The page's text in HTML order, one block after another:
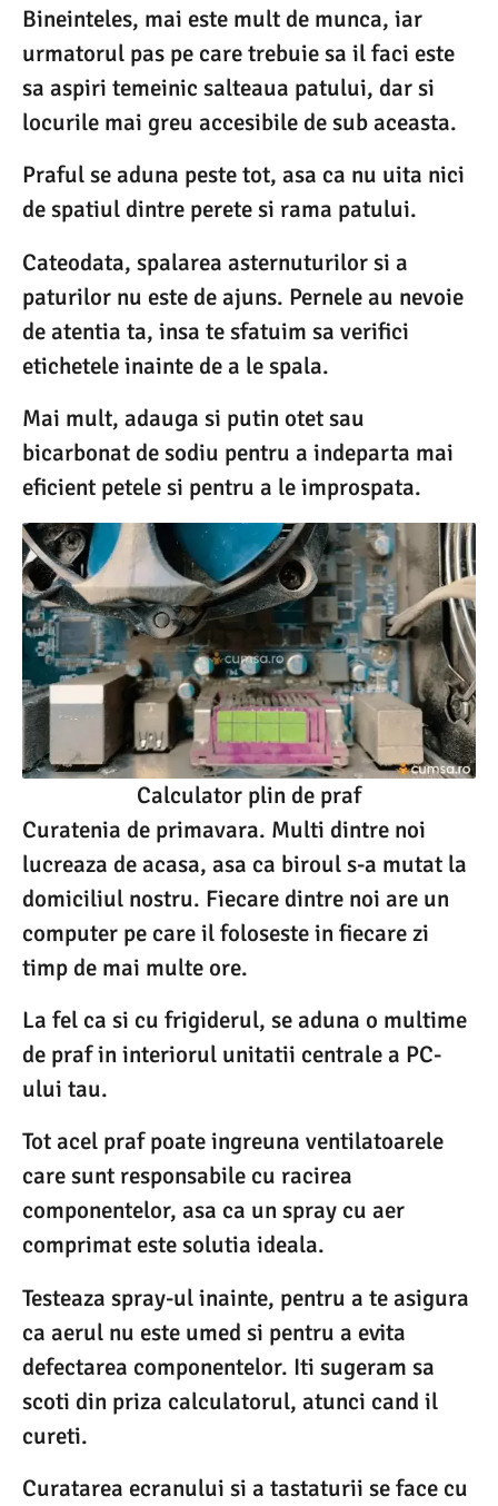
Bineinteles, mai este mult de munca, iar
urmatorul pas pe care trebuie sa il faci este
sa aspiri temeinic salteaua patului, dar si
locurile mai greu accesibile de sub aceasta.
Praful se aduna peste tot, asa ca nu uita nici
de spatiul dintre perete si rama patului.
Cateodata, spalarea asternuturilor si a
paturilor nu este de ajuns. Pernele au nevoie
de atentia ta, insa te sfatuim sa verifici
etichetele inainte de a le spala.
Mai mult, adauga si putin otet sau
bicarbonat de sodiu pentru a indeparta mai
eficient petele si pentru a le improspata.
Calculator plin de praf
Curatenia de primavara. Multi dintre noi
lucreaza de acasa, asa ca biroul s-a mutat la
domiciliul nostru. Fiecare dintre noi are un
computer pe care il foloseste in fiecare zi
timp de mai multe ore.
La fel ca si cu frigiderul, se aduna o multime
de praf in interiorul unitatii centrale a PC-
ului tau.
Tot acel praf poate ingreuna ventilatoarele
care sunt responsabile cu racirea
componentelor, asa ca un spray cu aer
comprimat este solutia ideala.
Testeaza spray-ul inainte, pentru a te asigura
ca aerul nu este umed si pentru a evita
defectarea componentelor. Iti sugeram sa
scoti din priza calculatorul, atunci cand il
cureti.
Curatarea ecranului si a tastaturii se face cu